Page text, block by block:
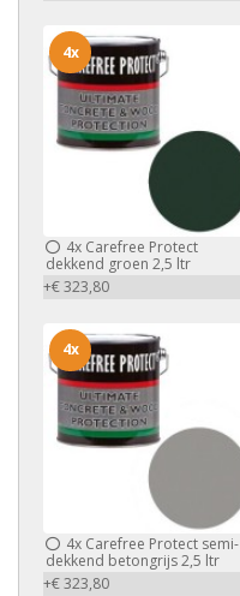
4x Carefree Protect
dekkend groen 2,5 ltr
+€ 323,80
4x
4x Carefree Protect semi-
dekkend betongrijs 2,5 ltr
+€ 323,80
4x